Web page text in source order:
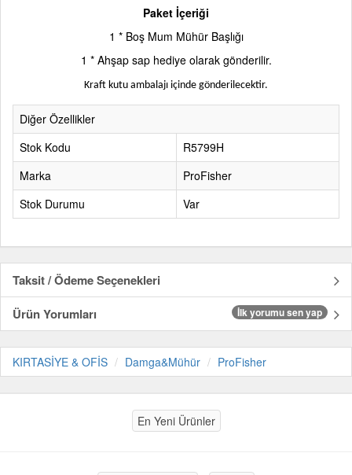
Paket İçeriği
1 * Boş Mum Mühür Başlığı
1 * Ahşap sap hediye olarak gönderilir.
Kraft kutu ambalajı içinde gönderilecektir.
Diğer Özellikler
Stok Kodu
R5799H
Marka
ProFisher
Stok Durumu
Var
Taksit / Ödeme Seçenekleri
Ürün Yorumları
İlk yorumu sen yap
KIRTASİYE & OFİS Damga&Mühür ProFisher
En Yeni Ürünler